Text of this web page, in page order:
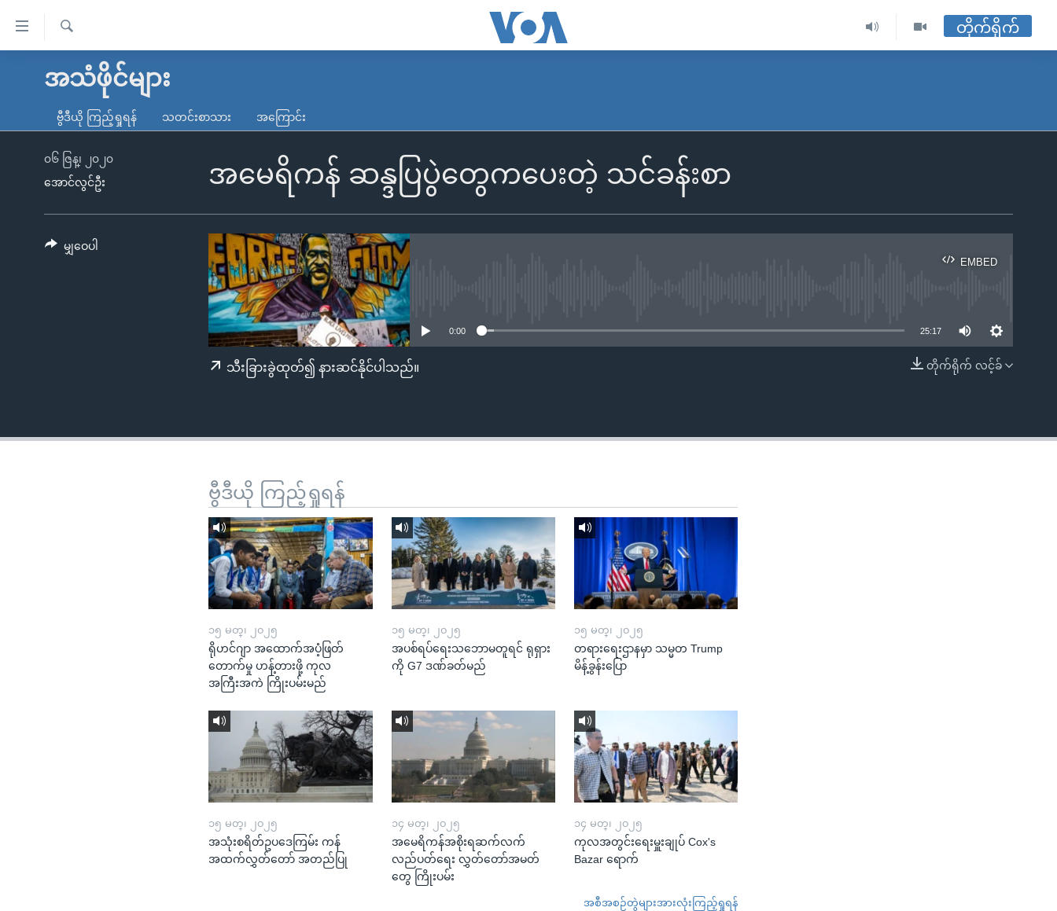
လွယ်ကူ
သည့်
ကျော်
မူလစာမျက်နှာ
ကမ္ဘာ့သတင်းများ
နိုင်ငံတကာ
အမေရိကန်
တရုတ်
အစ္စရေး-ပါလက်စတိုင်း
သတင်းလွတ်လပ်ခွင့်
ရပ်ဝန်းတခု လမ်းတခု အလွန်
အင်္ဂလိပ်စာလေ့လာမယ်
ရ
တိုက်ရိုက်
အသံဖိုင်များ
ဗွီဒီယို ကြည့်ရှုရန် သတင်းစာသား အကြောင်း
အမေရိကန် ဆန္ဒပြပွဲတွေကပေးတဲ့ သင်ခန်းစာ
၀၆ ဇြန္၊ ၂၀၂၀
အောင်လွင်ဦး
EMBED
EMBED
0:00 25:17
တိုက်ရိုက် လင့်ခ်
သီးခြားခွဲထုတ်၍ နားဆင်နိုင်ပါသည်။
မျှဝေပါ
ဗွီဒီယို ကြည့်ရှုရန်
၁၅ မတ္၊ ၂၀၂၅
ရိုဟင်ဂျာ အထောက်အပံ့ဖြတ်
တောက်မှု ဟန့်တားဖို့ ကုလ
အကြီးအကဲ ကြိုးပမ်းမည်
၁၅ မတ္၊ ၂၀၂၅
အပစ်ရပ်ရေးသဘောမတူရင် ရုရှား
ကို G7 ဒဏ်ခတ်မည်
၁၅ မတ္၊ ၂၀၂၅
တရားရေးဌာနမှာ သမ္မတ Trump
မိန့်ခွန်းပြော
၁၅ မတ္၊ ၂၀၂၅
အသုံးစရိတ်ဥပဒေကြမ်း ကန်
အထက်လွှတ်တော် အတည်ပြု
၁၄ မတ္၊ ၂၀၂၅
အမေရိကန်အစိုးရဆက်လက်
လည်ပတ်ရေး လွှတ်တော်အမတ်
တွေ ကြိုးပမ်း
၁၄ မတ္၊ ၂၀၂၅
ကုလအတွင်းရေးမှူးချုပ် Cox's
Bazar ရောက်
အစီအစဉ်တွဲများအားလုံးကြည့်ရှုရန်